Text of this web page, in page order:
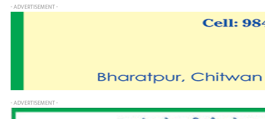
- ADVERTISEMENT -
- ADVERTISEMENT -